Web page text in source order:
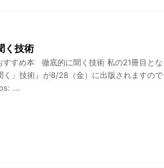
く技術
すすめ本 徹底的に聞く技術 私の21冊目と
く」技術』が8/28（金）に出版されますの
...